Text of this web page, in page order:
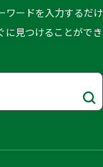
ワードを入力するだけ
に見つけることができ